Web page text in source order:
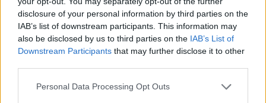
disclosure of your personal information by third parties on the
IAB’s list of downstream participants. This information may
also be disclosed by us to third parties on the IAB’s List of
Downstream Participants that may further disclose it to other
Personal Data Processing Opt Outs
διάρκεια σιδηροδρομικών ταξιδιών με πολλούς
παρόχους, οι επιβάτες που διαθέτουν ενιαίο
εισιτήριο θα επωφελούνται από νέα, πλήρη
προστασία δικαιωμάτων επιβατών,
συμπεριλαμβανομένης βοήθειας,